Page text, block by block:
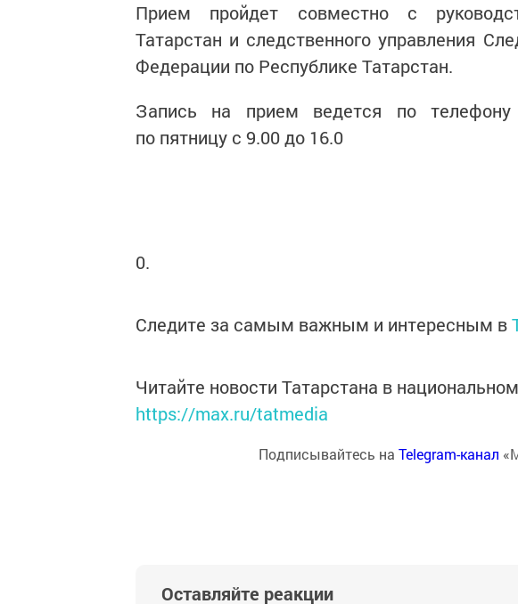
Прием пройдет совместно с
Татарстан и следственного управления
Федерации по Республике Татарстан.
Запись на прием ведется по телефону
по пятницу с 9.00 до 16.0
0.
Следите за самым важным и интересным в
Читайте новости Татарстана в
https://max.ru/tatmedia
Подписывайтесь на Telegram-канал
Оставляйте реакции